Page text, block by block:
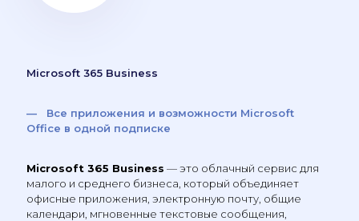
Microsoft 365 Business
— Все приложения и возможности Microsoft
Office в одной подписке
Microsoft 365 Business — это облачный сервис для
малого и среднего бизнеса, который объединяет
офисные приложения, электронную почту, общие
календари, мгновенные текстовые сообщения,